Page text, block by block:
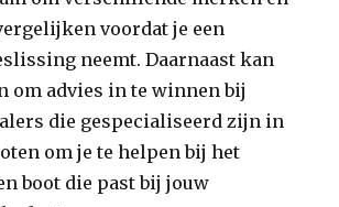
voordat je een
neemt. Daarnaast kan
om advies in te winnen bij
die gespecialiseerd zijn in
om je te helpen bij het
boot die past bij jouw